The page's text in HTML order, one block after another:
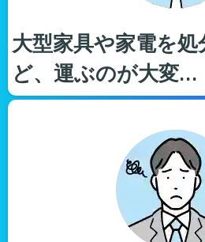
大型家具や家電を
ど、運ぶのが大変…